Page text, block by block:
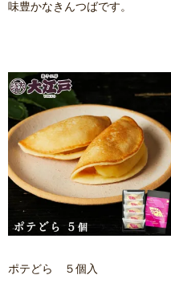
味豊かなきんつばです。
ポテどら ５個入